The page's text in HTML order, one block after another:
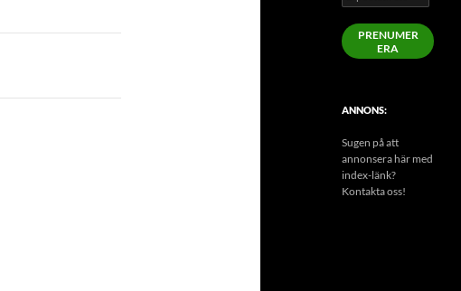
postadress
PRENUMER
ERA
ANNONS:
Sugen på att
annonsera här med
index-länk?
Kontakta oss!